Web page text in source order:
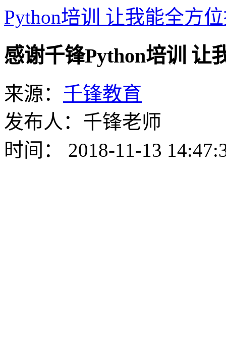
Python培训 让我能全方
感谢千锋Python培训 让
来源： 千锋教育
发布人：千锋老师
时间： 2018-11-13